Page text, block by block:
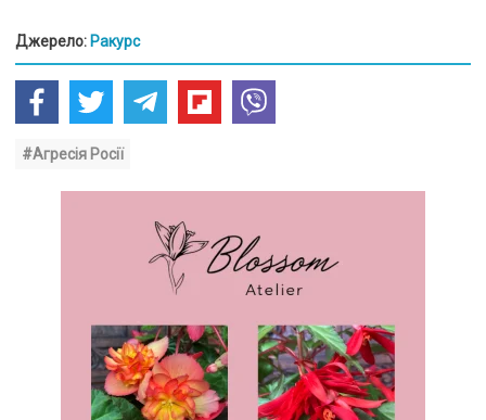
Джерело: Ракурс
#Агресія Росії